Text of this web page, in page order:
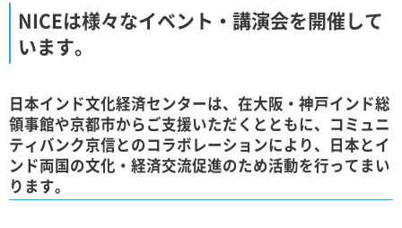
NICEは様々なイベント・講演会を開催して
います。
日本インド文化経済センターは、在大阪・神戸インド総
領事館や京都市からご支援いただくとともに、コミュニ
ティバンク京信とのコラボレーションにより、日本とイ
ンド両国の文化・経済交流促進のため活動を行ってまい
ります。